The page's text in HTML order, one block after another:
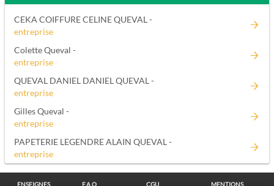
CEKA COIFFURE CELINE QUEVAL -
entreprise
Colette Queval -
entreprise
QUEVAL DANIEL DANIEL QUEVAL -
entreprise
Gilles Queval -
entreprise
PAPETERIE LEGENDRE ALAIN QUEVAL -
entreprise
ENSEIGNES F.A.Q. CGU MENTIONS